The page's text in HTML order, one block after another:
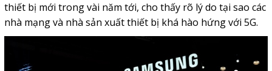
thiết bị mới trong vài năm tới, cho thấy rõ lý do tại sao các
nhà mạng và nhà sản xuất thiết bị khá hào hứng với 5G.